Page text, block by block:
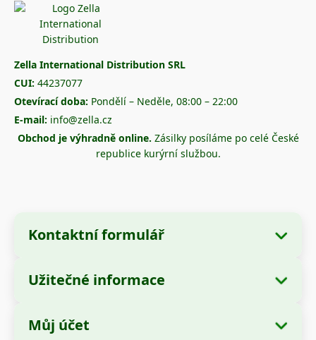
Zella International Distribution SRL
CUI: 44237077
Otevírací doba: Pondělí – Neděle, 08:00 – 22:00
E-mail: info@zella.cz
Obchod je výhradně online. Zásilky posíláme po celé České
republice kurýrní službou.
Kontaktní formulář
Název společnosti:
Distribution SRL
Užitečné informace
Jak objednávat?
Můj účet